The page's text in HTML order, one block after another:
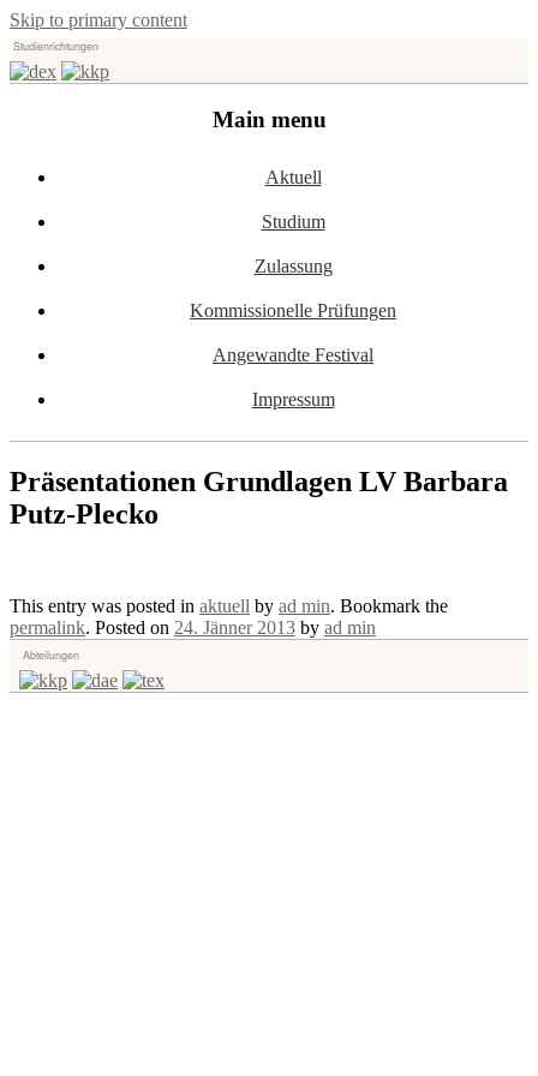
Skip to primary content
dex-kkp
Universität für angewandte Kunst Wien
Studienrichtungen
Main menu
Aktuell
Studium
Zulassung
Kommissionelle Prüfungen
Angewandte Festival
Impressum
Präsentationen Grundlagen LV Barbara
Putz-Plecko
This entry was posted in aktuell by ad min. Bookmark the
permalink. Posted on 24. Jänner 2013 by ad min
Abteilungen